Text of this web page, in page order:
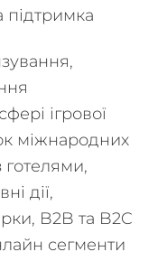
підтримка
ігрової
міжнародних
готелями,
дії,
B2B та B2C
сегменти